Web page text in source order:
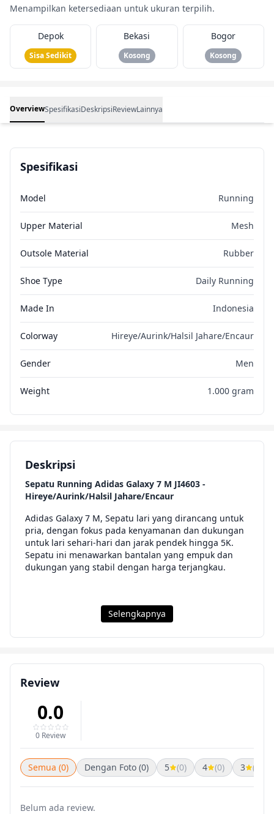
Menampilkan ketersediaan untuk ukuran terpilih.
Depok
Sisa Sedikit
Bekasi
Kosong
Bogor
Kosong
OverviewSpesifikasiDeskripsiReviewLainnya
Spesifikasi
Model Running
Upper Material Mesh
Outsole Material Rubber
Shoe Type Daily Running
Made In Indonesia
Colorway Hireye/Aurink/Halsil Jahare/Encaur
Gender Men
Weight 1.000 gram
Deskripsi
Sepatu Running Adidas Galaxy 7 M JI4603 -
Hireye/Aurink/Halsil Jahare/Encaur
Adidas Galaxy 7 M, Sepatu lari yang dirancang untuk
pria, dengan fokus pada kenyamanan dan dukungan
untuk lari sehari-hari dan jarak pendek hingga 5K.
Sepatu ini menawarkan bantalan yang empuk dan
dukungan yang stabil dengan harga terjangkau.
Selengkapnya
Review
0.0
0 Review
Semua (0) Dengan Foto (0) 5 (0) 4 (0) 3 (0)
Belum ada review.